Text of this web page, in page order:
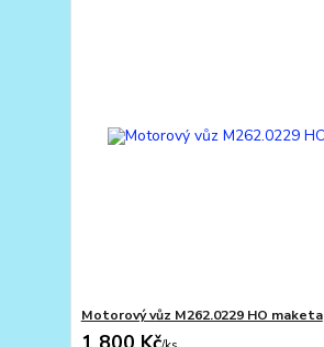
Motorový vůz M262.0229 HO maketa